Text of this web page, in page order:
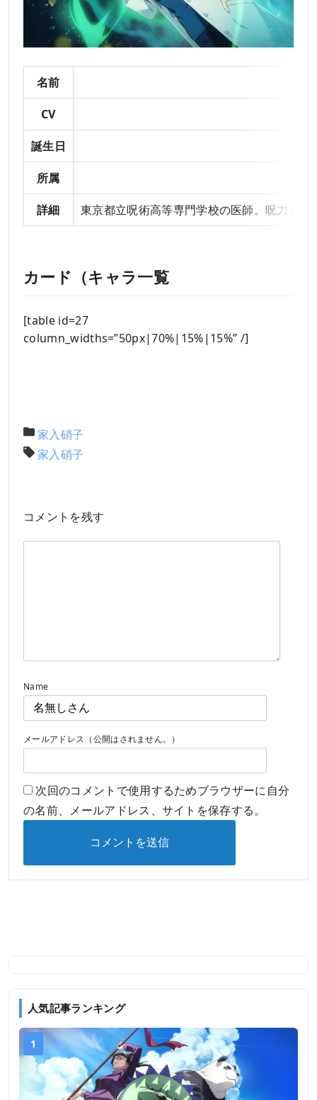
名前
CV
誕生日
所属
詳細 東京都立呪術高等専門学校の医師。呪力を
カード（キャラ一覧
[table id=27
column_widths=”50px|70%|15%|15%” /]
家入硝子
家入硝子
コメントを残す
Name
メールアドレス（公開はされません。）
次回のコメントで使用するためブラウザーに自分
の名前、メールアドレス、サイトを保存する。
人気記事ランキング
1